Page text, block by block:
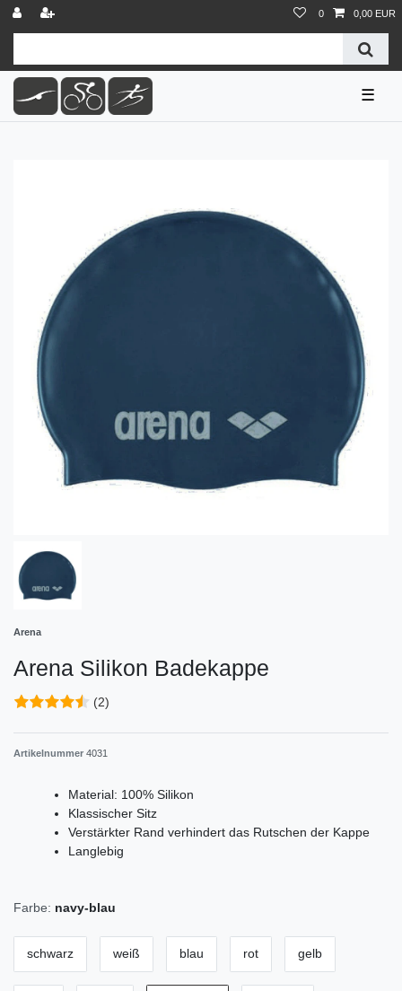
0 0,00 EUR
☰
Arena
Arena Silikon Badekappe
(2)
Artikelnummer 4031
Material: 100% Silikon
Klassischer Sitz
Verstärkter Rand verhindert das Rutschen der Kappe
Langlebig
Farbe: navy-blau
schwarz weiß blau rot gelb